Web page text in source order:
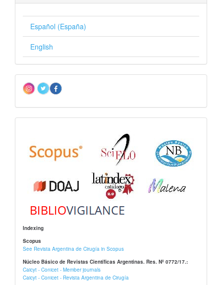
Español (España)
English
Redes
sociales
Indexing
Scopus
See Revista Argentina de Cirugía in Scopus
Núcleo Básico de Revistas Científicas Argentinas. Res. Nº 0772/17.:
Caicyt - Conicet - Member journals
Caicyt - Conicet - Revista Argentina de Cirugía